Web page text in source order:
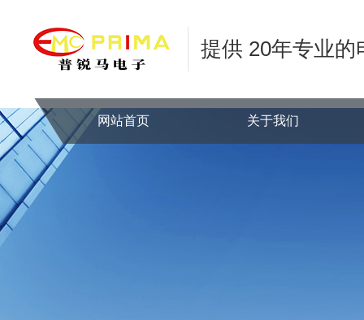
提供 20年专业
网站首页 关于我们